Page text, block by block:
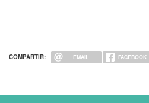
COMPARTIR: EMAIL FACEBOOK